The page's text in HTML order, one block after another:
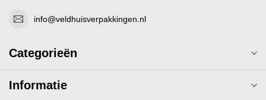
info@veldhuisverpakkingen.nl
Categorieën
Informatie